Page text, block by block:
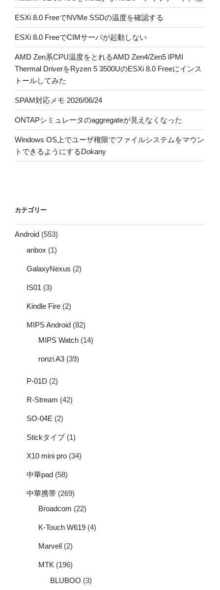
ESXi 8.0 FreeでNVMe SSDの温度を確認する
ESXi 8.0 FreeでCIMサーバが起動しない
AMD Zen系CPU温度をとれるAMD Zen4/Zen5 IPMI
Thermal DriverをRyzen 5 3500UのESXi 8.0 Freeにインス
トールしてみた
SPAM対応メモ 2026/06/24
ONTAPシミュレータのaggregateが見えなくなった
Windows OS上でユーザ権限でファイルシステムをマウン
トできるようにするDokany
カテゴリー
Android (553)
anbox (1)
GalaxyNexus (2)
IS01 (3)
Kindle Fire (2)
MIPS Android (82)
MIPS Watch (14)
ronzi A3 (39)
P-01D (2)
R-Stream (42)
SO-04E (2)
Stickタイプ(1)
X10 mini pro (34)
中華pad (58)
中華携帯 (269)
Broadcom (22)
K-Touch W619 (4)
Marvell (2)
MTK (196)
BLUBOO (3)